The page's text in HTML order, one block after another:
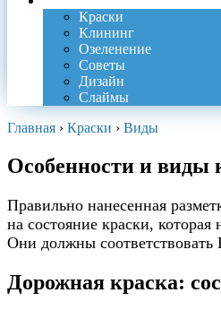
Краски
Клининг
Озеленение
Советы
Дизайн
Слаймы
Главная › Краски › Виды
Особенности и виды
Правильно нанесенная
на состояние краски,
Они должны соответствовать
Дорожная краска: